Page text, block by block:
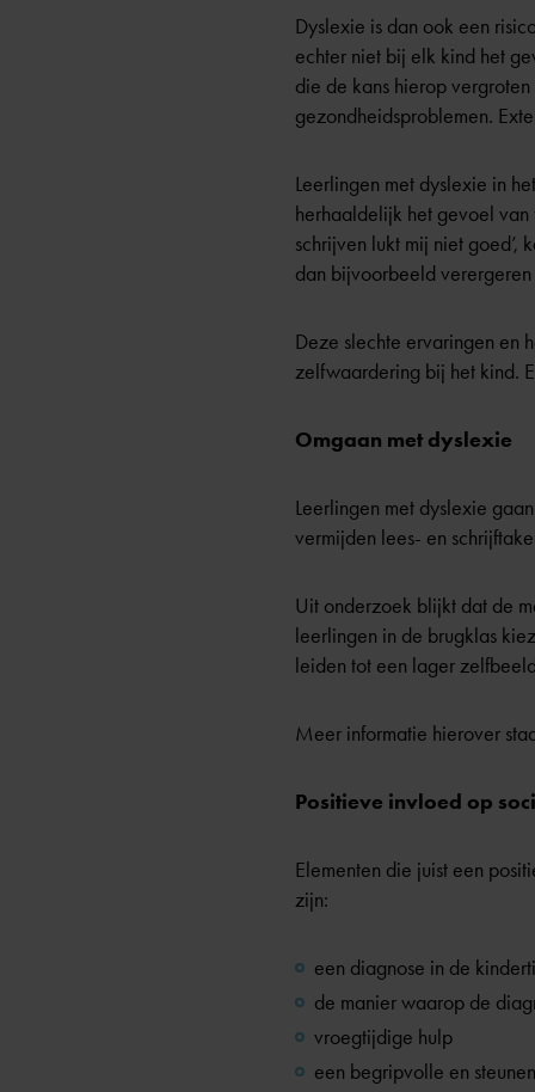
Dyslexie is dan ook een
echter niet bij elk kind het
die de kans hierop
gezondheidsproblemen.
Leerlingen met dyslexie in
herhaaldelijk het gevoel
schrijven lukt mij niet
dan bijvoorbeeld verergeren
Deze slechte ervaringen en
zelfwaardering bij het kind.
Omgaan met dyslexie
Leerlingen met dyslexie
vermijden lees- en
Uit onderzoek blijkt dat de
leerlingen in de brugklas
leiden tot een lager
Meer informatie hierover
Positieve invloed op
Elementen die juist een
zijn:
een diagnose in de
de manier waarop de
vroegtijdige hulp
een begripvolle en